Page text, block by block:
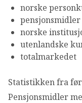
AKTUELT
OM VFF
DEN LILLE
norske
norske
utenlandske
totalmarkedet
Statistikken fra
Pensjonsmidler